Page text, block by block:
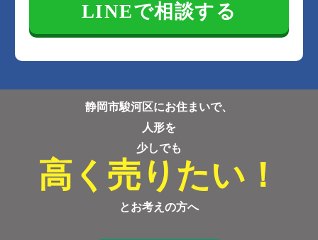
LINEで相談する
静岡市駿河区にお住まいで、
人形を
少しでも
高く売りたい！
とお考えの方へ